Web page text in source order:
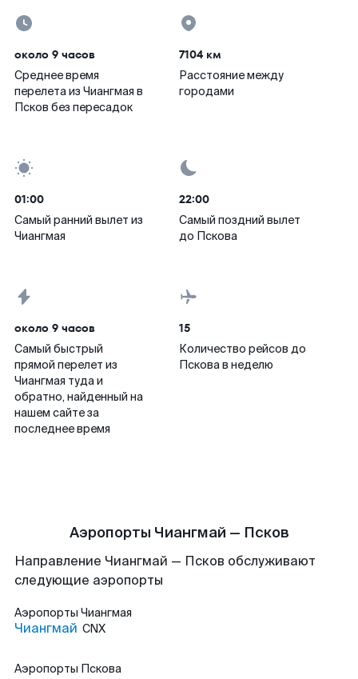
около 9 часов
Среднее время
перелета из Чиангмая в
Псков без пересадок
7104 км
Расстояние между
городами
01:00
Самый ранний вылет из
Чиангмая
22:00
Самый поздний вылет
до Пскова
около 9 часов
Самый быстрый
прямой перелет из
Чиангмая туда и
обратно, найденный на
нашем сайте за
последнее время
15
Количество рейсов до
Пскова в неделю
Аэропорты Чиангмай — Псков
Направление Чиангмай — Псков обслуживают
следующие аэропорты
Аэропорты Чиангмая
Чиангмай CNX
Аэропорты Пскова